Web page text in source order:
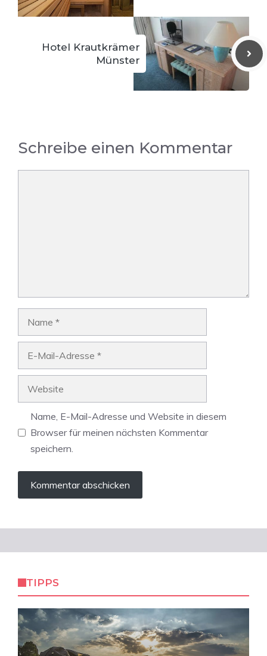
Hotel Krautkrämer
Münster
Schreibe einen Kommentar
Name, E-Mail-Adresse und Website in diesem
Browser für meinen nächsten Kommentar
speichern.
TIPPS